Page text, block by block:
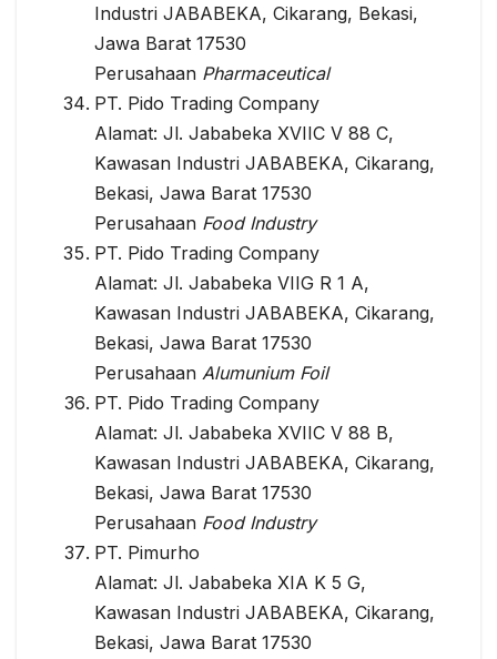
Industri JABABEKA, Cikarang, Bekasi,
Jawa Barat 17530
Perusahaan Pharmaceutical
PT. Pido Trading Company
Alamat: Jl. Jababeka XVIIC V 88 C,
Kawasan Industri JABABEKA, Cikarang,
Bekasi, Jawa Barat 17530
Perusahaan Food Industry
PT. Pido Trading Company
Alamat: Jl. Jababeka VIIG R 1 A,
Kawasan Industri JABABEKA, Cikarang,
Bekasi, Jawa Barat 17530
Perusahaan Alumunium Foil
PT. Pido Trading Company
Alamat: Jl. Jababeka XVIIC V 88 B,
Kawasan Industri JABABEKA, Cikarang,
Bekasi, Jawa Barat 17530
Perusahaan Food Industry
PT. Pimurho
Alamat: Jl. Jababeka XIA K 5 G,
Kawasan Industri JABABEKA, Cikarang,
Bekasi, Jawa Barat 17530